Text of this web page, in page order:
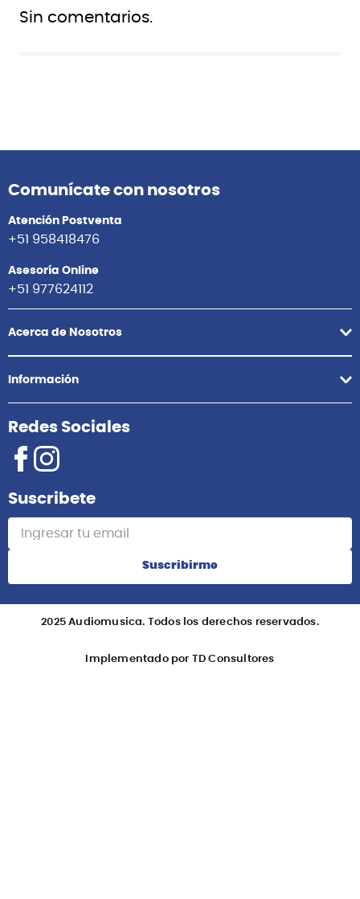
Sin comentarios.
Comunícate con nosotros
Atención Postventa
+51 958418476
Asesoría Online
+51 977624112
Acerca de Nosotros
Información
Redes Sociales
Suscribete
Suscribirme
2025 Audiomusica. Todos los derechos reservados.
Implementado por TD Consultores